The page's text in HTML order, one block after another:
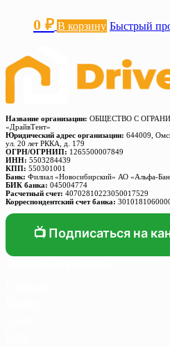
0 ₽ В корзину Быстрый
Название организации: ОБЩЕСТВО С
«ДрайвТент»
Юридический адрес организации: 644009,
ул. 20 лет РККА, д. 179
ОГРН/ОГРНИП: 1265500007849
ИНН: 5503284439
КПП: 550301001
Банк: Филиал «Новосибирский» АО «Альфа-
БИК банка: 045004774
Расчетный счет: 40702810223050017529
Корреспондентский счет банка:
📺 Подписаться на